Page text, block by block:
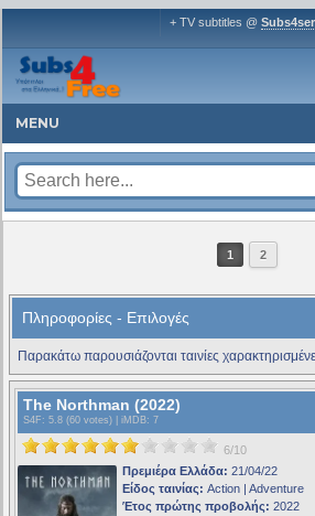
+ TV subtitles @
MENU
1 2
Πληροφορίες - Επιλογές
Παρακάτω παρουσιάζονται ταινίες
The Northman (2022)
S4F : 5.8 (60 votes) | iMDB: 7
6/10
Πρεμιέρα Ελλάδα: 21/04/22
Είδος ταινίας: Action | Adventure
Έτος πρώτης προβολής: 2022